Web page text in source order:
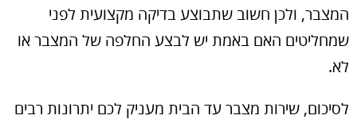
המצבר, ולכן חשוב שתבוצע בדיקה מקצועית לפני
שמחליטים האם באמת יש לבצע החלפה של המצבר או
לא.
לסיכום, שירות מצבר עד הבית מעניק לכם יתרונות רבים